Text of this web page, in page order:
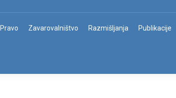
Pravo Zavarovalništvo Razmišljanja Publikacije